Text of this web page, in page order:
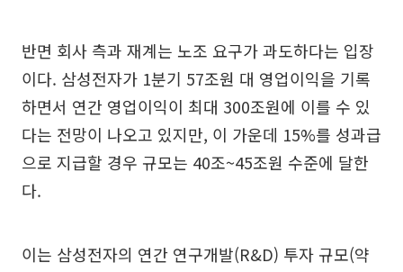
반면 회사 측과 재계는 노조 요구가 과도하다는 입장
이다. 삼성전자가 1분기 57조원 대 영업이익을 기록
하면서 연간 영업이익이 최대 300조원에 이를 수 있
다는 전망이 나오고 있지만, 이 가운데 15%를 성과급
으로 지급할 경우 규모는 40조~45조원 수준에 달한
다.
이는 삼성전자의 연간 연구개발(R&D) 투자 규모(약